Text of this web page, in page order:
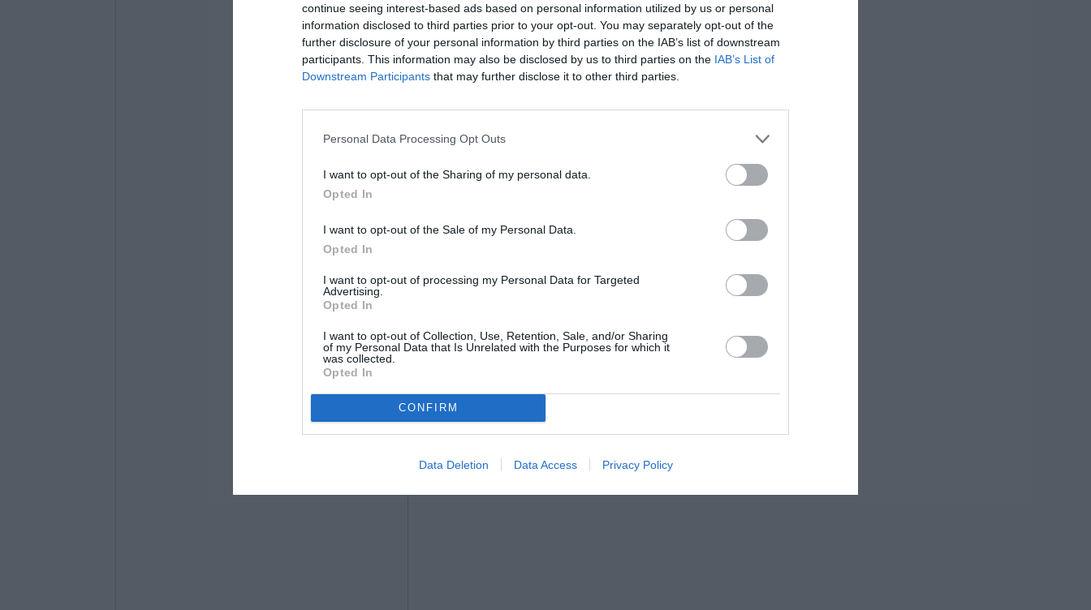
continue seeing interest-based ads based on personal information utilized by us or personal
information disclosed to third parties prior to your opt-out. You may separately opt-out of the
further disclosure of your personal information by third parties on the IAB’s list of downstream
participants. This information may also be disclosed by us to third parties on the IAB’s List of
Downstream Participants that may further disclose it to other third parties.
Personal Data Processing Opt Outs
I want to opt-out of the Sharing of my personal data.
Opted In
I want to opt-out of the Sale of my Personal Data.
Opted In
I want to opt-out of processing my Personal Data for Targeted
Advertising.
Opted In
I want to opt-out of Collection, Use, Retention, Sale, and/or Sharing
of my Personal Data that Is Unrelated with the Purposes for which it
was collected.
Opted In
CONFIRM
Data Deletion Data Access Privacy Policy